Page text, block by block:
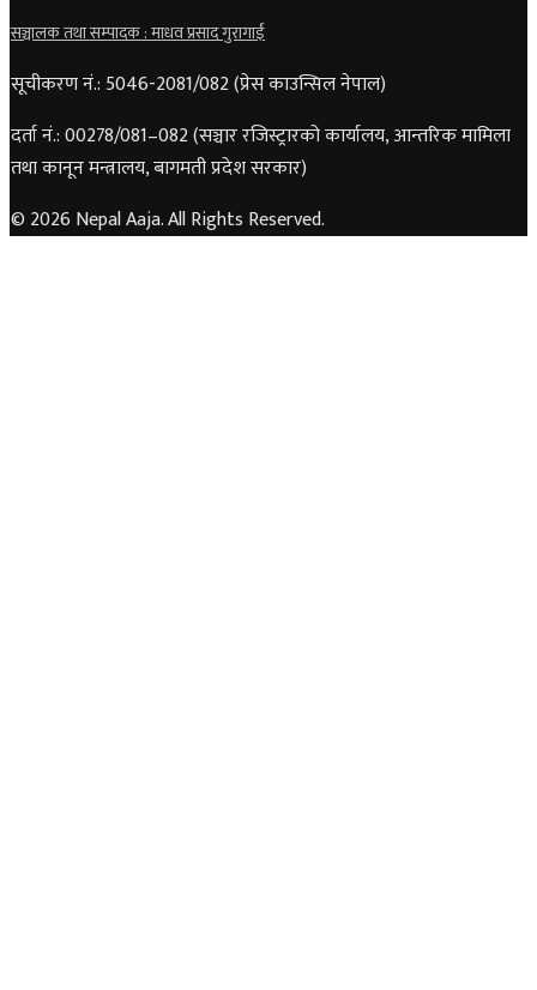
सञ्चालक तथा सम्पादक : माधव प्रसाद गुरागाईं
सूचीकरण नं.: 5046-2081/082 (प्रेस काउन्सिल नेपाल)
दर्ता नं.: 00278/081–082 (सञ्चार रजिस्ट्रारको कार्यालय, आन्तरिक मामिला
तथा कानून मन्त्रालय, बागमती प्रदेश सरकार)
© 2026 Nepal Aaja. All Rights Reserved.